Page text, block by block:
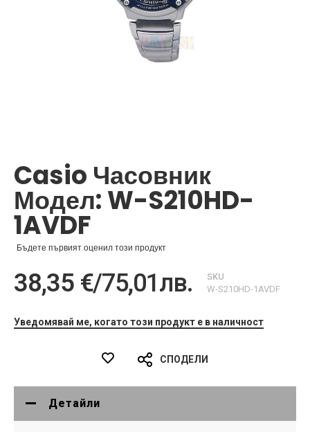
на
галерия
със
снимки
Casio Часовник
Модел: W-S210HD-
1AVDF
Бъдете първият оценил този продукт
38,35 €/75,01лв.
SKU
W-S210HD-1AVDF
Уведомявай ме, когато този продукт е в наличност
СПОДЕЛИ
Детайли